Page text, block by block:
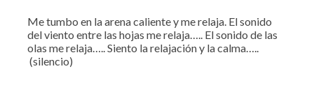
Me tumbo en la arena caliente y me relaja. El sonido
del viento entre las hojas me relaja….. El sonido de las
olas me relaja….. Siento la relajación y la calma…..
(silencio)